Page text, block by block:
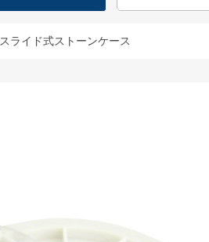
スライド式ストーンケース